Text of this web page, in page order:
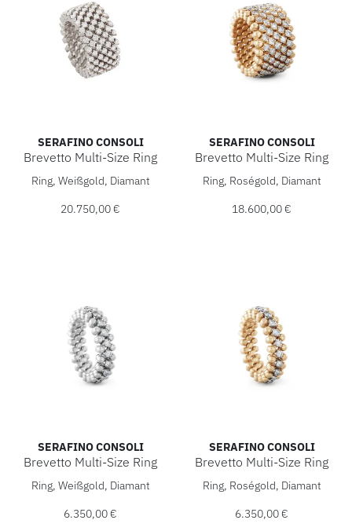
SERAFINO CONSOLI
Brevetto Multi-Size Ring
Serafino Consoli Brevetto Multi-Size Ring, Ref: RMS 7F2
Ring, Weißgold, Diamant
20.750,00 €
SERAFINO CONSOLI
Brevetto Multi-Size Ring
Serafino Consoli Brevetto
Ring, Roségold, Diamant
18.600,00 €
SERAFINO CONSOLI
Brevetto Multi-Size Ring
Serafino Consoli Brevetto Multi-Size Ring, Ref: RMS 3M2
Ring, Weißgold, Diamant
6.350,00 €
SERAFINO CONSOLI
Brevetto Multi-Size Ring
Serafino Consoli Brevetto
Ring, Roségold, Diamant
6.350,00 €